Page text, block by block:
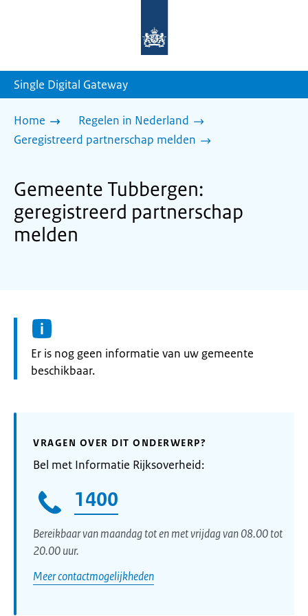
homepage
Single Digital Gateway
Home
Regelen in Nederland
Geregistreerd partnerschap melden
Gemeente Tubbergen:
geregistreerd partnerschap
melden
Informatie:
Er is nog geen informatie van uw gemeente
beschikbaar.
VRAGEN OVER DIT ONDERWERP?
Bel met Informatie Rijksoverheid:
1400
Bereikbaar van maandag tot en met vrijdag van 08.00 tot
20.00 uur.
Meer contactmogelijkheden